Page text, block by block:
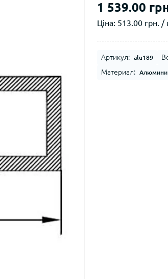
1 539.00
Ціна: 513.00 грн. /
Артикул: alu189
Материал: